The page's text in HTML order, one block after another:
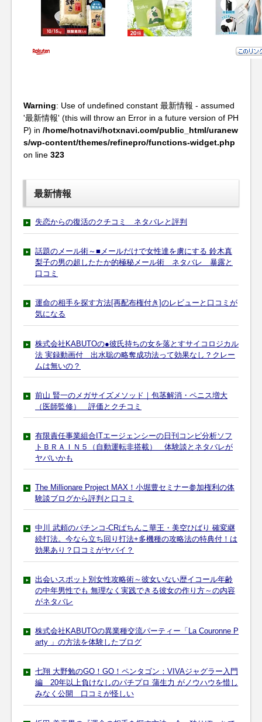
Warning: Use of undefined constant 最新情報 - assumed
'最新情報' (this will throw an Error in a future version of PH
P) in /home/hotnavi/hotxnavi.com/public_html/uranew
s/wp-content/themes/refinepro/functions-widget.php
on line 323
最新情報
失恋からの復活のクチコミ ネタバレと評判
話題のメール術～■メールだけで女性達を虜にする 鈴木真
梨子の男の超したたか的極秘メール術 ネタバレ 暴露と
口コミ
運命の相手を探す方法[再配布権付き]のレビューと口コミが
気になる
株式会社KABUTOの●彼氏持ちの女を落とすサイコロジカル
法 実録動画付 出水聡の略奪成功法って効果なし？クレー
ムは無いの？
前山 賢一のメガサイズメソッド｜包茎解消・ペニス増大
（医師監修） 評価とクチコミ
有限責任事業組合ITエージェンシーの日刊コンピ分析ソフ
トＢＲＡＩＮ５（自動運転非搭載） 体験談とネタバレが
ヤバいかも
The Millionare Project MAX！小堀豊セミナー参加権利の体
験談ブログから評判と口コミ
中川 武頼のパチンコ-CRぱちんこ華王・美空ひばり 確変継
続打法。今なら立ち回り打法+多機種の攻略法の特典付！は
効果あり？口コミがヤバイ？
出会いスポット別女性攻略術～彼女いない歴イコール年齢
の中年男性でも 無理なく実践できる彼女の作り方～の内容
がネタバレ
株式会社KABUTOの異業種交流パーティー「La Couronne P
arty 」の方法を体験したブログ
七翔 大野勉のGO！GO！ペンタゴン：VIVAジャグラー入門
編 20年以上負けなしのパチプロ 蒲生力 がノウハウを惜し
みなく公開 口コミが怪しい